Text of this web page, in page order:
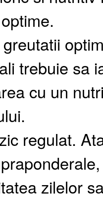
trebuie sa
cu un
regulat.
zilelor